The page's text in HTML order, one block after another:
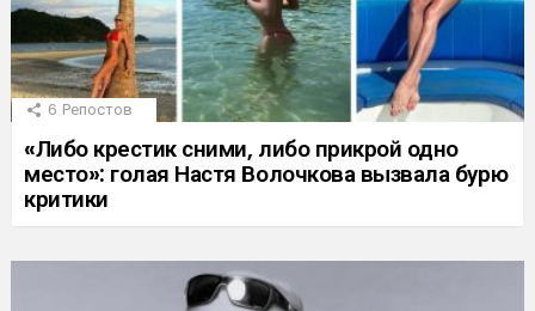
6 Репостов
«Либо крестик сними, либо прикрой одно
место»: голая Настя Волочкова вызвала бурю
критики